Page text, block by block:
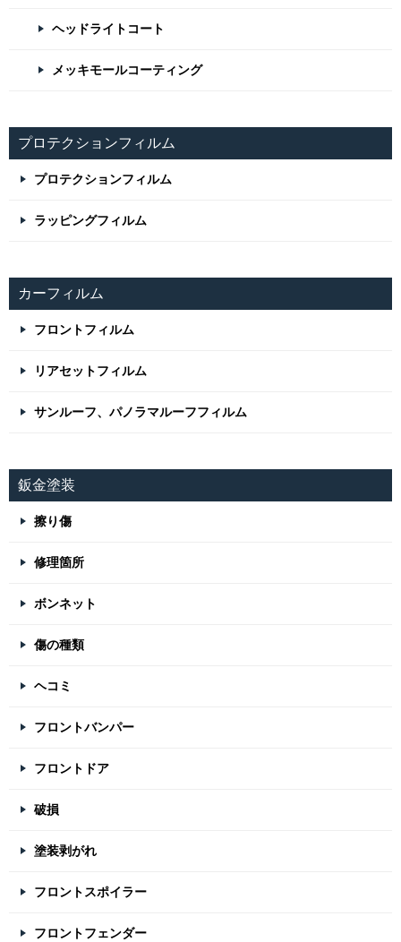
ヘッドライトコート
メッキモールコーティング
プロテクションフィルム
プロテクションフィルム
ラッピングフィルム
カーフィルム
フロントフィルム
リアセットフィルム
サンルーフ、パノラマルーフフィルム
鈑金塗装
擦り傷
修理箇所
ボンネット
傷の種類
ヘコミ
フロントバンパー
フロントドア
破損
塗装剥がれ
フロントスポイラー
フロントフェンダー